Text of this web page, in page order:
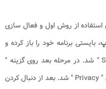
استفاده از روش اول و فعال سازی
، بایستی برنامه خود را باز کرده و
" شد. در مرحله بعد روی گزینه "
"
Privacy " شد. بعد از دنبال کردن